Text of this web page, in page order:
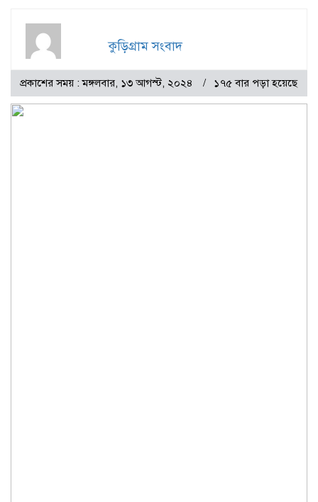
কুড়িগ্রাম সংবাদ
প্রকাশের সময় : মঙ্গলবার, ১৩ আগস্ট, ২০২৪ ১৭৫ বার পড়া হয়েছে